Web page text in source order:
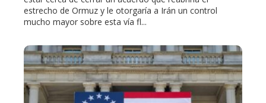
estrecho de Ormuz y le otorgaría a Irán un control
mucho mayor sobre esta vía fl...